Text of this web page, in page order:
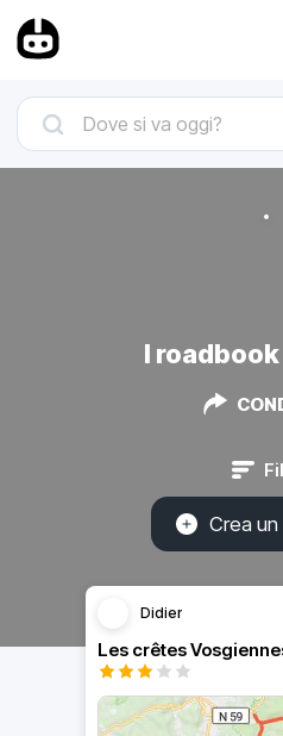
I
Crea un
Didier
Les crêtes